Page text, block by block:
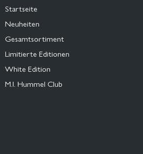
Startseite
Neuheiten
Gesamtsortiment
Limitierte Editionen
White Edition
M.I. Hummel Club